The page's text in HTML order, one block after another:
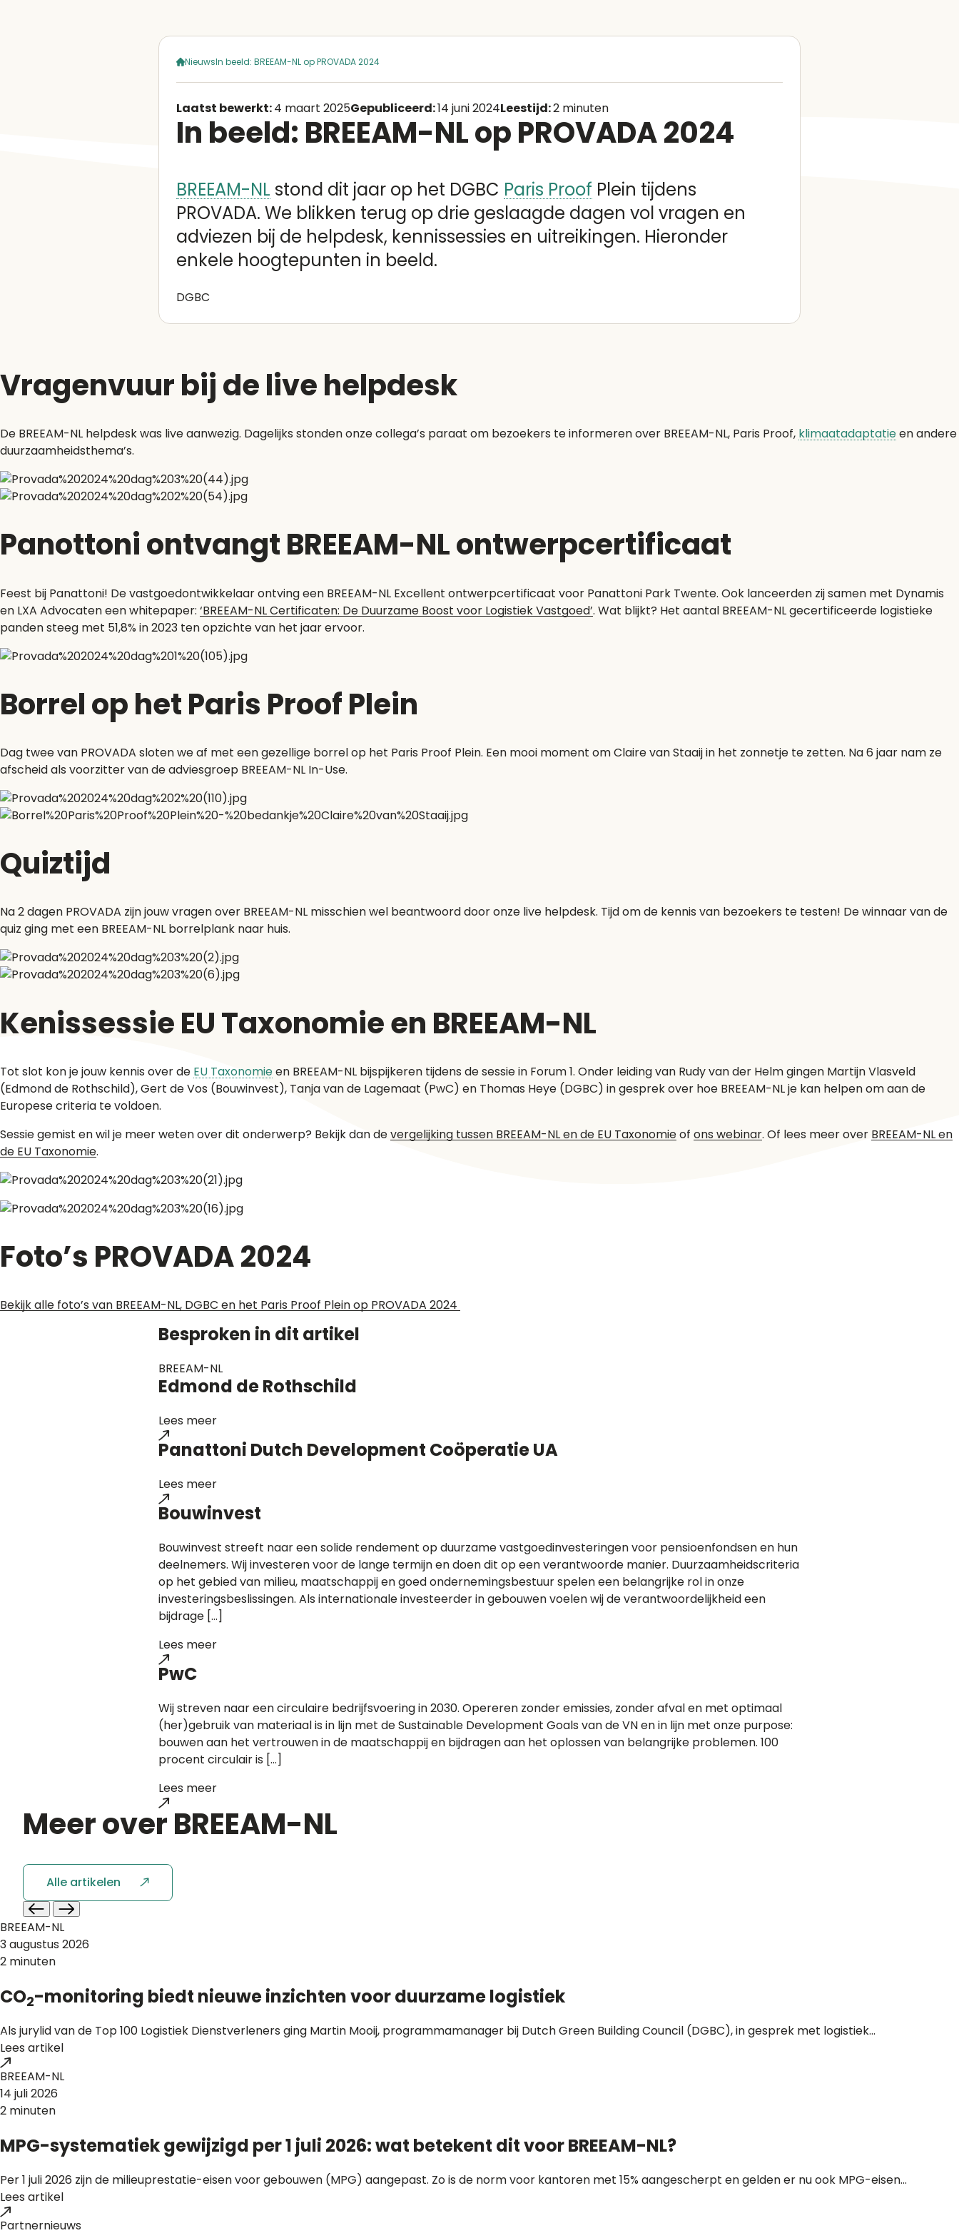
NieuwsIn beeld: BREEAM-NL op PROVADA 2024
Laatst bewerkt:4 maart 2025Gepubliceerd:14 juni 2024Leestijd:2 minuten
In beeld: BREEAM-NL op PROVADA 2024
BREEAM-NL stond dit jaar op het DGBC Paris Proof Plein tijdens
PROVADA. We blikken terug op drie geslaagde dagen vol vragen en
adviezen bij de helpdesk, kennissessies en uitreikingen. Hieronder
enkele hoogtepunten in beeld.
DGBC
Vragenvuur bij de live helpdesk
De BREEAM-NL helpdesk was live aanwezig. Dagelijks stonden onze collega’s paraat om bezoekers te informeren over BREEAM-NL, Paris Proof, klimaatadaptatieen andere
duurzaamheidsthema’s.
Panottoni ontvangt BREEAM-NL ontwerpcertificaat
Feest bij Panattoni! De vastgoedontwikkelaar ontving een BREEAM-NL Excellent ontwerpcertificaat voor Panattoni Park Twente. Ook lanceerden zij samen met Dynamis
en LXA Advocaten een whitepaper: ‘BREEAM-NL Certificaten: De Duurzame Boost voor Logistiek Vastgoed’. Wat blijkt? Het aantal BREEAM-NL gecertificeerde logistieke
panden steeg met 51,8% in 2023 ten opzichte van het jaar ervoor.
Borrel op het Paris Proof Plein
Dag twee van PROVADA sloten we af met een gezellige borrel op het Paris Proof Plein. Een mooi moment om Claire van Staaij in het zonnetje te zetten. Na 6 jaar nam ze
afscheid als voorzitter van de adviesgroep BREEAM-NL In-Use.
Quiztijd
Na 2 dagen PROVADA zijn jouw vragen over BREEAM-NL misschien wel beantwoord door onze live helpdesk. Tijd om de kennis van bezoekers te testen! De winnaar van de
quiz ging met een BREEAM-NL borrelplank naar huis.
Kenissessie EU Taxonomie en BREEAM-NL
Tot slot kon je jouw kennis over de EU Taxonomieen BREEAM-NL bijspijkeren tijdens de sessie in Forum 1. Onder leiding van Rudy van der Helm gingen Martijn Vlasveld
(Edmond de Rothschild), Gert de Vos (Bouwinvest), Tanja van de Lagemaat (PwC) en Thomas Heye (DGBC) in gesprek over hoe BREEAM-NL je kan helpen om aan de
Europese criteria te voldoen.
Sessie gemist en wil je meer weten over dit onderwerp? Bekijk dan devergelijking tussen BREEAM-NL en de EU Taxonomieof ons webinar. Of lees meer over BREEAM-NL en
de EU Taxonomie.
Foto’s PROVADA 2024
Bekijk alle foto’s van BREEAM-NL, DGBC en het Paris Proof Plein op PROVADA 2024
Besproken in dit artikel
BREEAM-NL
Edmond de Rothschild
Lees meer
Panattoni Dutch Development Coöperatie UA
Lees meer
Bouwinvest
Bouwinvest streeft naar een solide rendement op duurzame vastgoedinvesteringen voor pensioenfondsen en hun
deelnemers. Wij investeren voor de lange termijn en doen dit op een verantwoorde manier. Duurzaamheidscriteria
op het gebied van milieu, maatschappij en goed ondernemingsbestuur spelen een belangrijke rol in onze
investeringsbeslissingen. Als internationale investeerder in gebouwen voelen wij de verantwoordelijkheid een
bijdrage […]
Lees meer
PwC
Wij streven naar een circulaire bedrijfsvoering in 2030. Opereren zonder emissies, zonder afval en met optimaal
(her)gebruik van materiaal is in lijn met de Sustainable Development Goals van de VN en in lijn met onze purpose:
bouwen aan het vertrouwen in de maatschappij en bijdragen aan het oplossen van belangrijke problemen. 100
procent circulair is […]
Lees meer
Meer overBREEAM-NL
Alle artikelen
BREEAM-NL
3 augustus 2026
2 minuten
CO2-monitoring biedt nieuwe inzichten voor duurzame logistiek
Als jurylid van de Top 100 Logistiek Dienstverleners ging Martin Mooij, programmamanager bij Dutch Green Building Council (DGBC), in gesprek met logistiek...
Lees artikel
BREEAM-NL
14 juli 2026
2 minuten
MPG-systematiek gewijzigd per 1 juli 2026: wat betekent dit voor BREEAM-NL?
Per 1 juli 2026 zijn de milieuprestatie-eisen voor gebouwen (MPG) aangepast. Zo is de norm voor kantoren met 15% aangescherpt en gelden er nu ook MPG-eisen...
Lees artikel
Partnernieuws